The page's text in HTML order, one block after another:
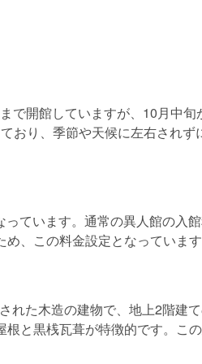
で開館していますが、10月中
おり、季節や天候に左右されず
ています。通常の異人館の入
、この料金設定となっていま
れた木造の建物で、地上2階建
と黒桟瓦葺が特徴的です。こ